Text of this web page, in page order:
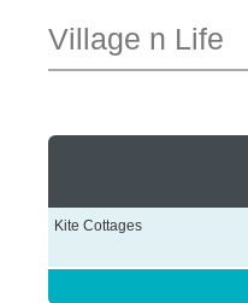
Village n Life
Kite Cottages